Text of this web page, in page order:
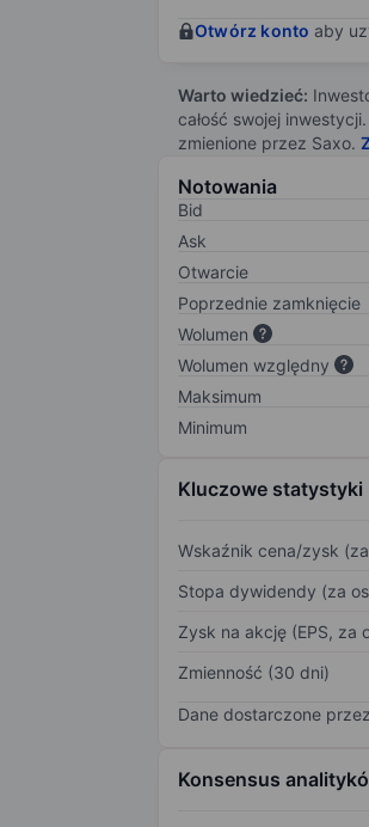
Otwórz konto aby
Warto wiedzieć:
całość swojej
zmienione przez Saxo.
Notowania
Bid
Ask
Otwarcie
Poprzednie zamknięcie
Wolumen
Wolumen względny
Maksimum
Minimum
Kluczowe statystyki
Wskaźnik cena/zysk
Stopa dywidendy (za
Zysk na akcję (EPS, za
Zmienność (30 dni)
Dane dostarczone przez
Konsensus